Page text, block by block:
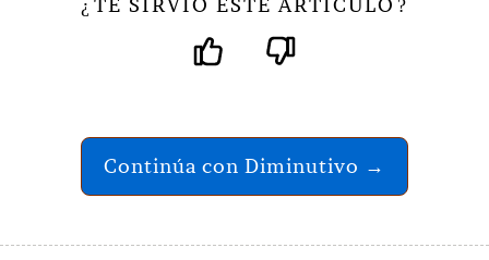
¿ TE SIRVIÓ ESTE ARTÍCULO ?
Continúa con Diminutivo →